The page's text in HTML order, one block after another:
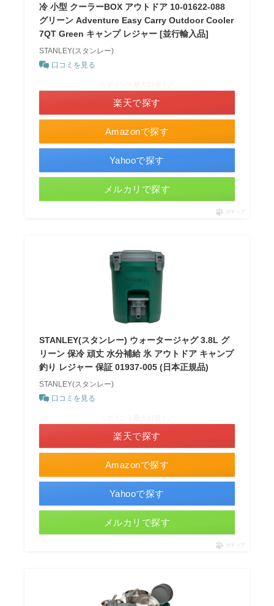
冷 小型 クーラーBOX アウトドア 10-01622-088
グリーン Adventure Easy Carry Outdoor Cooler
7QT Green キャンプ レジャー [並行輸入品]
STANLEY(スタンレー)
口コミを見る
Amazonで探す
楽天で探す
Yahooで探す
メルカリで探す
ポチップ
STANLEY(スタンレー) ウォータージャグ 3.8L グ
リーン 保冷 頑丈 水分補給 氷 アウトドア キャンプ
釣り レジャー 保証 01937-005 (日本正規品)
STANLEY(スタンレー)
口コミを見る
Amazonで探す
楽天で探す
Yahooで探す
メルカリで探す
ポチップ